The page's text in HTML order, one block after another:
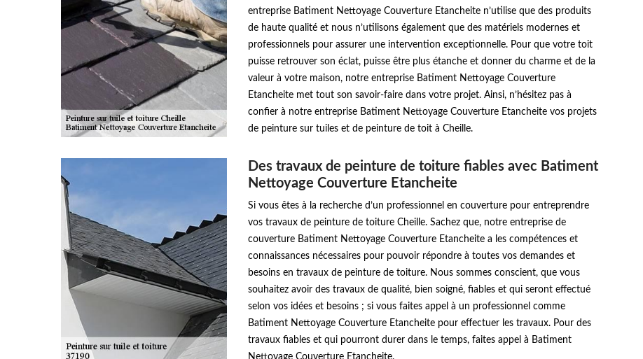
entreprise Batiment Nettoyage Couverture Etancheite n’utilise que des produits
de haute qualité et nous n’utilisons également que des matériels modernes et
professionnels pour assurer une intervention exceptionnelle. Pour que votre toit
puisse retrouver son éclat, puisse être plus étanche et donner du charme et de la
valeur à votre maison, notre entreprise Batiment Nettoyage Couverture
Etancheite met tout son savoir-faire dans votre projet. Ainsi, n’hésitez pas à
confier à notre entreprise Batiment Nettoyage Couverture Etancheite vos projets
de peinture sur tuiles et de peinture de toit à Cheille.
Des travaux de peinture de toiture fiables avec Batiment
Nettoyage Couverture Etancheite
Si vous êtes à la recherche d’un professionnel en couverture pour entreprendre
vos travaux de peinture de toiture Cheille. Sachez que, notre entreprise de
couverture Batiment Nettoyage Couverture Etancheite a les compétences et
connaissances nécessaires pour pouvoir répondre à toutes vos demandes et
besoins en travaux de peinture de toiture. Nous sommes conscient, que vous
souhaitez avoir des travaux de qualité, bien soigné, fiables et qui seront effectué
selon vos idées et besoins ; si vous faites appel à un professionnel comme
Batiment Nettoyage Couverture Etancheite pour effectuer les travaux. Pour des
travaux fiables et qui pourront durer dans le temps, faites appel à Batiment
Nettoyage Couverture Etancheite.